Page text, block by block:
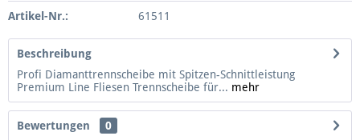
Artikel-Nr.: 61511
Beschreibung
Profi Diamanttrennscheibe mit Spitzen-Schnittleistung
Premium Line Fliesen Trennscheibe für... mehr
Bewertungen
0